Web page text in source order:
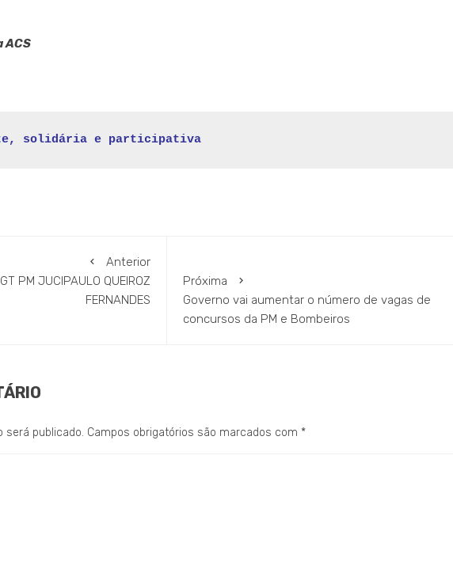
ACS
solidária e participativa
Anterior
PM JUCIPAULO QUEIROZ
FERNANDES
Próxima
Governo vai aumentar o número de vagas de
concursos da PM e Bombeiros
será publicado. Campos obrigatórios são marcados com *